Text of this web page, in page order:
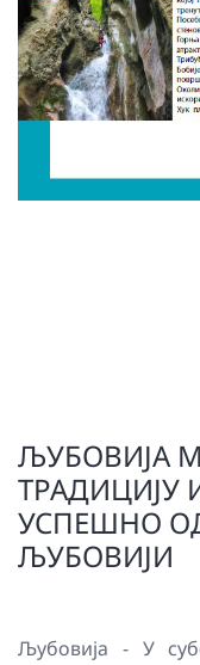
ЉУБОВИЈА
ТРАДИЦИЈУ
УСПЕШНО
ЉУБОВИЈИ
Љубовија - У